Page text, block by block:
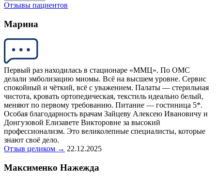
Отзывы пациентов
Марина
Первый раз находилась в стационаре «ММЦ». По ОМС
делали эмболизацию миомы. Всё на высшем уровне. Сервис
спокойный и чёткий, всё с уважением. Палаты — стерильная
чистота, кровать ортопедическая, текстиль идеально белый,
меняют по первому требованию. Питание — гостиница 5*.
Особая благодарность врачам Зайцеву Алексею Ивановичу и
Донгузовой Елизавете Викторовне за высокий
профессионализм. Это великолепные специалисты, которые
знают своё дело.
Отзыв целиком → 22.12.2025
Максименко Нажежда